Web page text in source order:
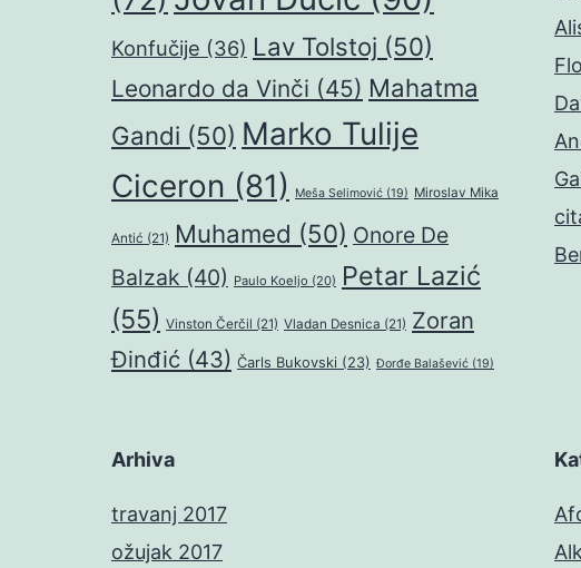
Konfučije (36) Lav Tolstoj (50)
Leonardo da Vinči (45) Mahatma
Gandi (50) Marko Tulije
Ciceron (81) Meša Selimović (19) Miroslav Mika
Antić (21) Muhamed (50) Onore De
Balzak (40) Paulo Koeljo (20) Petar Lazić
(55) Vinston Čerčil (21) Vladan Desnica (21) Zoran
Đinđić (43) Čarls Bukovski (23) Đorđe Balašević (19)
Arhiva
travanj 2017
ožujak 2017